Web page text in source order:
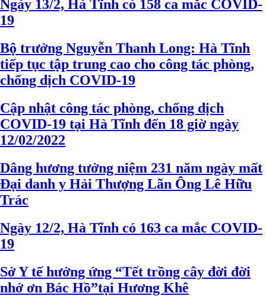
Ngày 13/2, Hà Tĩnh có 158 ca mắc COVID-
19
Bộ trưởng Nguyễn Thanh Long: Hà Tĩnh
tiếp tục tập trung cao cho công tác phòng,
chống dịch COVID-19
Cập nhật công tác phòng, chống dịch
COVID-19 tại Hà Tĩnh đến 18 giờ ngày
12/02/2022
Dâng hương tưởng niệm 231 năm ngày mất
Đại danh y Hải Thượng Lãn Ông Lê Hữu
Trác
Ngày 12/2, Hà Tĩnh có 163 ca mắc COVID-
19
Sở Y tế hưởng ứng “Tết trồng cây đời đời
nhớ ơn Bác Hồ”tại Hương Khê